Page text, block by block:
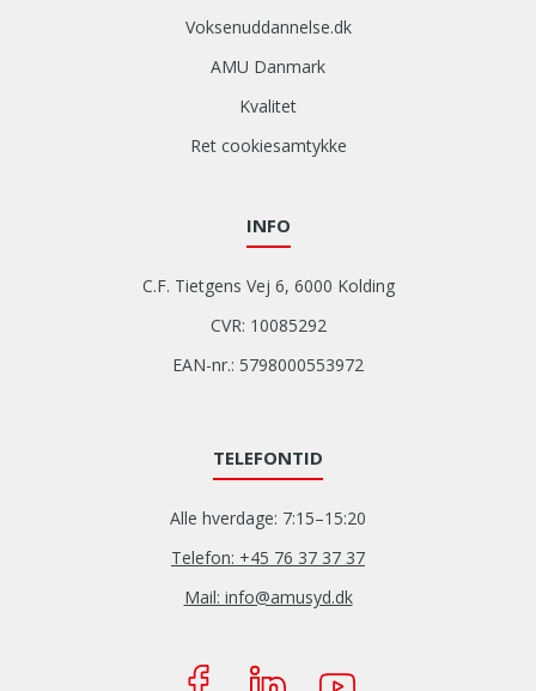
Voksenuddannelse.dk
AMU Danmark
Kvalitet
Ret cookiesamtykke
INFO
C.F. Tietgens Vej 6, 6000 Kolding
CVR: 10085292
EAN-nr.: 5798000553972
TELEFONTID
Alle hverdage: 7:15–15:20
Telefon: +45 76 37 37 37
Mail: info@amusyd.dk